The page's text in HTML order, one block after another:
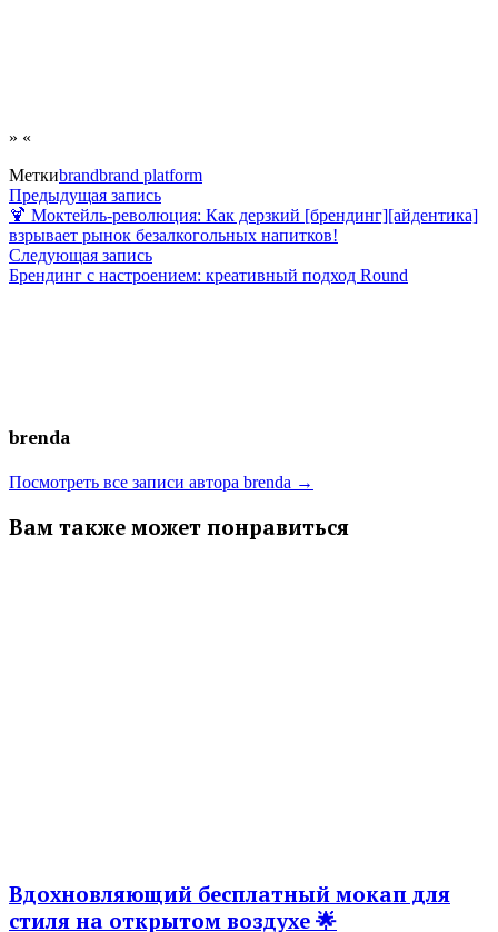
» «
Меткиbrandbrand platform
Навигация
по
записям
Предыдущая записьПредыдущая
запись:
🍹 Моктейль-революция: Как дерзкий [брендинг][айдентика]
взрывает рынок безалкогольных напитков!
Следующая записьСледующая
запись:
Брендинг с настроением: креативный подход Round
brenda
Посмотреть все записи автора brenda →
Вам также может понравиться
Вдохновляющий бесплатный мокап для
стиля на открытом воздухе 🌟